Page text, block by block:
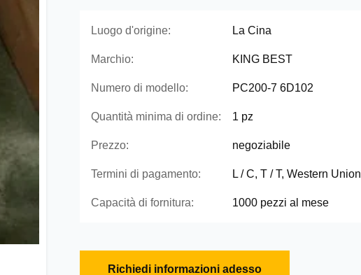
Luogo d'origine: La Cina
Marchio: KING BEST
Numero di modello: PC200-7 6D102
Quantità minima di ordine: 1 pz
Prezzo: negoziabile
Termini di pagamento: L / C, T / T, Western Union
Capacità di fornitura: 1000 pezzi al mese
Richiedi informazioni adesso